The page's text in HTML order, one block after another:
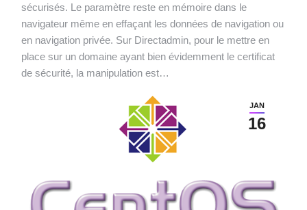
sécurisés. Le paramètre reste en mémoire dans le
navigateur même en effaçant les données de navigation ou
en navigation privée. Sur Directadmin, pour le mettre en
place sur un domaine ayant bien évidemment le certificat
de sécurité, la manipulation est…
JAN
16